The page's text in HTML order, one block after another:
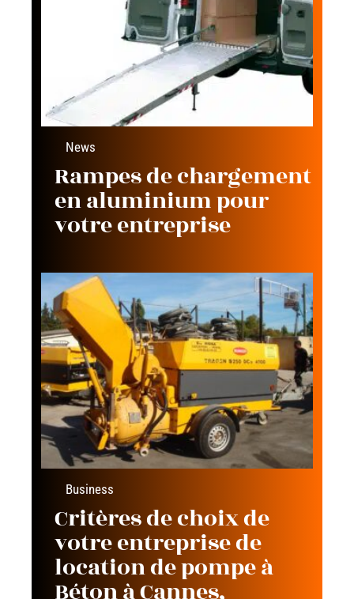
News
Rampes de chargement
en aluminium pour
votre entreprise
Business
Critères de choix de
votre entreprise de
location de pompe à
Béton à Cannes,